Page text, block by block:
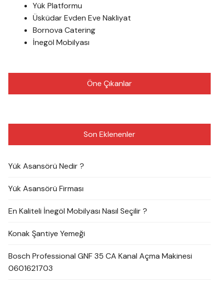
Yük Platformu
Üsküdar Evden Eve Nakliyat
Bornova Catering
İnegöl Mobilyası
Öne Çıkanlar
Son Eklenenler
Yük Asansörü Nedir ?
Yük Asansörü Firması
En Kaliteli İnegöl Mobilyası Nasıl Seçilir ?
Konak Şantiye Yemeği
Bosch Professional GNF 35 CA Kanal Açma Makinesi
0601621703